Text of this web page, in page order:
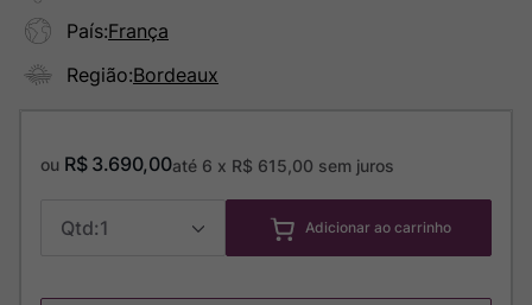
País:França
Região:Bordeaux
ou R$ 3.690,00até 6 x R$ 615,00 sem juros
1 Adicionar ao carrinho